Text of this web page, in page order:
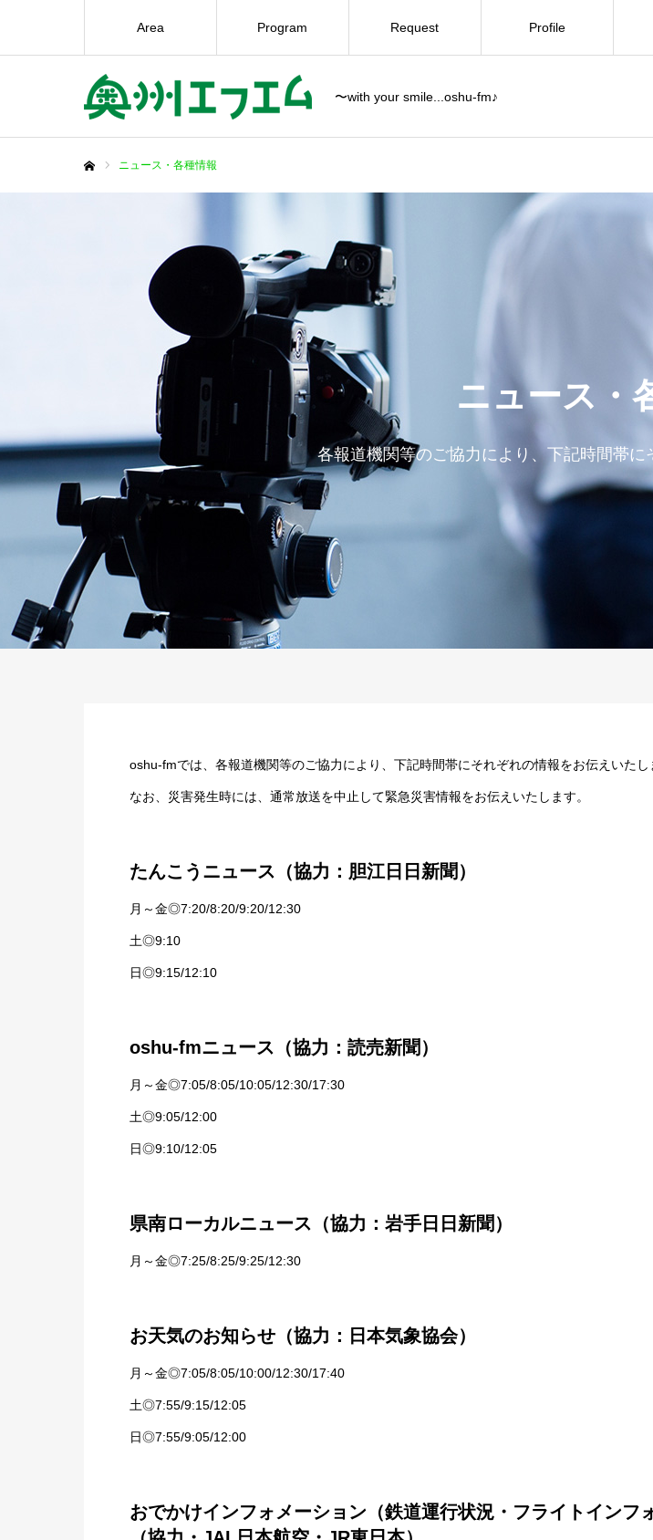
〜with your smile...oshu-fm♪
Area Program Request Profile
ニュース・各種情報
ニュース・
各報道機関等のご協力により、下記時間帯
oshu-fmでは、各報道機関等のご協力により、下記時間帯にそれぞれの情報をお伝えいたし
なお、災害発生時には、通常放送を中止して緊急災害情報をお伝えいたします。
たんこうニュース（協力：胆江日日新聞）
月～金◎7:20/8:20/9:20/12:30
土◎9:10
日◎9:15/12:10
oshu-fmニュース（協力：読売新聞）
月～金◎7:05/8:05/10:05/12:30/17:30
土◎9:05/12:00
日◎9:10/12:05
県南ローカルニュース（協力：岩手日日新聞）
月～金◎7:25/8:25/9:25/12:30
お天気のお知らせ（協力：日本気象協会）
月～金◎7:05/8:05/10:00/12:30/17:40
土◎7:55/9:15/12:05
日◎7:55/9:05/12:00
おでかけインフォメーション（鉄道運行状況・フライトインフ